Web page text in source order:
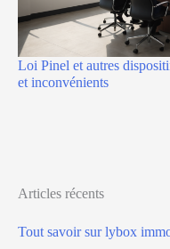
Loi Pinel et autres
et inconvénients
Articles récents
Tout savoir sur lybox